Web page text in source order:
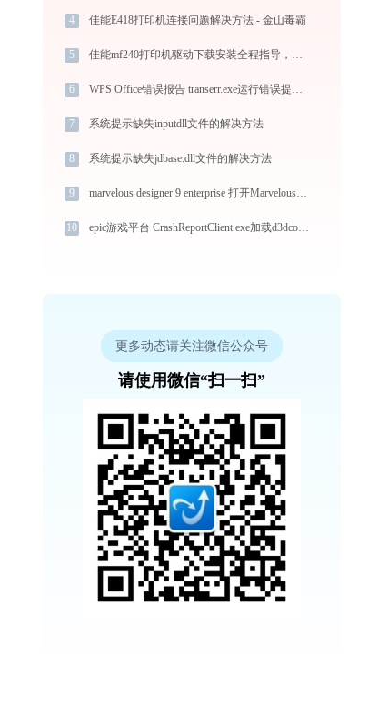
4 佳能E418打印机连接问题解决方法 - 金山毒霸
5 佳能mf240打印机驱动下载安装全程指导，轻松解决打印问题
6 WPS Office错误报告 transerr.exe运行错误提示0xc000000d的解决办法
7 系统提示缺失inputdll文件的解决方法
8 系统提示缺失jdbase.dll文件的解决方法
9 marvelous designer 9 enterprise 打开MarvelousDesigner9_Enterprise_x64.exe找不到ftgl_x64.dll怎么办
10 epic游戏平台 CrashReportClient.exe加载d3dcompiler_43.dll文件丢失处理办法
更多动态请关注微信公众号
请使用微信“扫一扫”